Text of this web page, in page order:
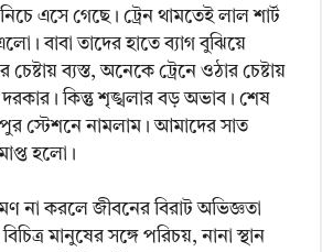
এসে গেছে। ট্রেন থামতেই লাল শার্ট
বাবা তাদের হাতে ব্যাগ বুঝিয়ে
ব্যস্ত, অনেকে ট্রেনে ওঠার চেষ্টায়
কিন্তু শৃঙ্খলার বড় অভাব। শেষ
স্টেশনে নামলাম। আমাদের সাত
হলো।
না করলে জীবনের বিরাট অভিজ্ঞতা
মানুষের সঙ্গে পরিচয়, নানা স্থান